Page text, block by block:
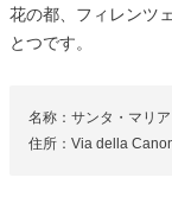
花の都、フィレンツ
とつです。
名称：サンタ・マリ
住所：Via della